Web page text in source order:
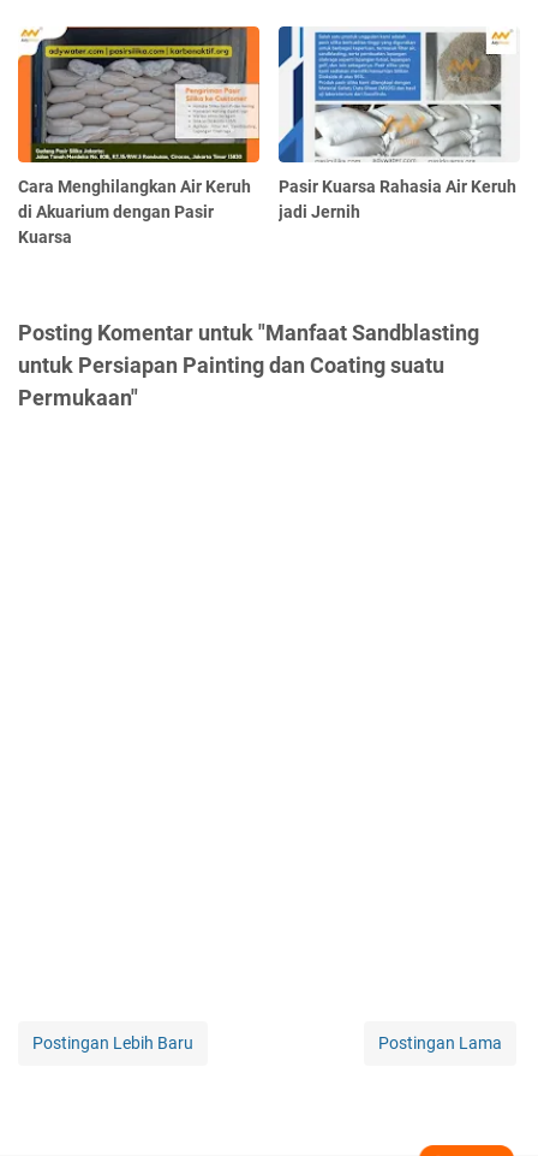
Cara Menghilangkan Air Keruh
di Akuarium dengan Pasir
Kuarsa
Pasir Kuarsa Rahasia Air Keruh
jadi Jernih
Posting Komentar untuk "Manfaat Sandblasting
untuk Persiapan Painting dan Coating suatu
Permukaan"
Postingan Lebih Baru Postingan Lama